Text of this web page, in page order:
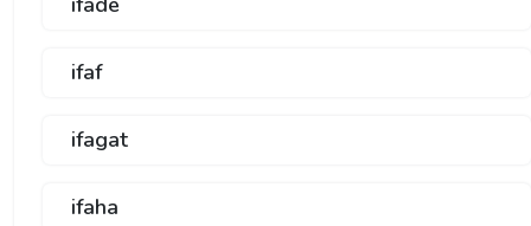
ifaf
ifagat
ifaha